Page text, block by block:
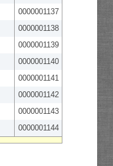
0000001137
0000001138
0000001139
0000001140
0000001141
0000001142
0000001143
0000001144